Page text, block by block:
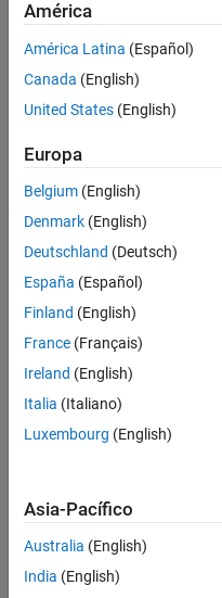
Physical Modeling
Real-Time Simulation and Testing
Workflows
Reporting and Database Access
Systems Engineering
Code Generation
Verification, Validation, and Test
Cloud Capabilities
Teaching and Learning
Mathematics and Optimization
Signal Processing
Test and Measurement
RF and Mixed Signal
Wireless Communications
Text Filter: DDS Blockset
América
América Latina (Español)
Canada (English)
United States (English)
Europa
Belgium (English)
Denmark (English)
Deutschland (Deutsch)
España (Español)
Finland (English)
France (Français)
Ireland (English)
Italia (Italiano)
Luxembourg (English)
Asia-Pacífico
Australia (English)
India (English)
Centro de confianza
Política de privacidad
Información de contacto
© 1994-2026 The